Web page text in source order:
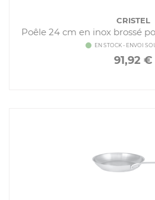
CRISTEL
Poêle 24 cm en inox brossé
EN STOCK - ENVOI
91,92 €